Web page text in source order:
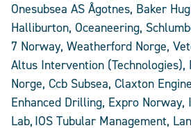
Onesubsea AS Ågotnes, Baker
Halliburton, Oceaneering,
7 Norway, Weatherford Norge,
Altus Intervention (Technologies),
Norge, Ccb Subsea, Claxton
Enhanced Drilling, Expro
Lab, IOS Tubular Management,